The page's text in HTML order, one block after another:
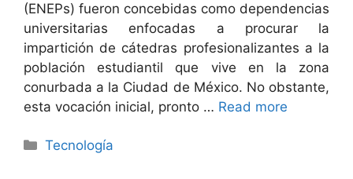
(ENEPs) fueron concebidas como dependencias
universitarias enfocadas a procurar la
impartición de cátedras profesionalizantes a la
población estudiantil que vive en la zona
conurbada a la Ciudad de México. No obstante,
esta vocación inicial, pronto … Read more
Categorías
Tecnología